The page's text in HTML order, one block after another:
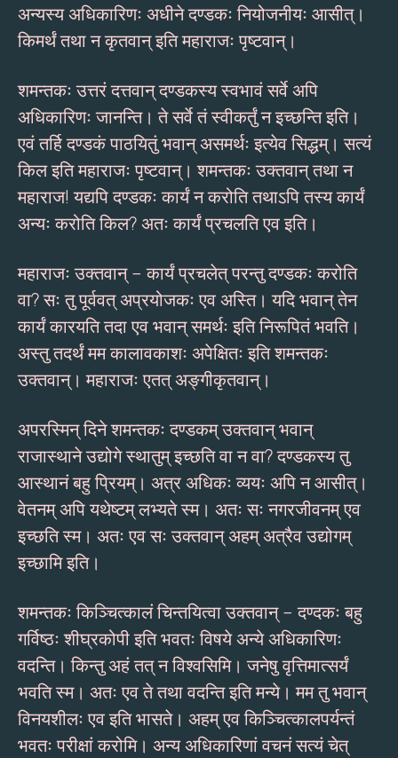
अन्यस्य अधिकारिणः अधीने दण्डकः नियोजनीयः आसीत्।
किमर्थं तथा न कृतवान् इति महाराजः पृष्टवान्।
शमन्तकः उत्तरं दत्तवान् दण्डकस्य स्वभावं सर्वे अपि
अधिकारिणः जानन्ति। ते सर्वे तं स्वीकर्तुं न इच्छन्ति इति।
एवं तर्हि दण्डकं पाठयितुं भवान् असमर्थः इत्येव सिद्धम्। सत्यं
किल इति महाराजः पृष्टवान्। शमन्तकः उक्तवान् तथा न
महाराज! यद्यपि दण्डकः कार्यं न करोति तथाऽपि तस्य कार्यं
अन्यः करोति किल? अतः कार्यं प्रचलति एव इति।
महाराजः उक्तवान् – कार्यं प्रचलेत् परन्तु दण्डकः करोति
वा? सः तु पूर्ववत् अप्रयोजकः एव अस्ति। यदि भवान् तेन
कार्यं कारयति तदा एव भवान् समर्थः इति निरूपितं भवति।
अस्तु तदर्थं मम कालावकाशः अपेक्षितः इति शमन्तकः
उक्तवान्। महाराजः एतत् अङ्गीकृतवान्।
अपरस्मिन् दिने शमन्तकः दण्डकम् उक्तवान् भवान्
राजास्थाने उद्योगे स्थातुम् इच्छति वा न वा? दण्डकस्य तु
आस्थानं बहु प्रियम्। अत्र अधिकः व्ययः अपि न आसीत्।
वेतनम् अपि यथेष्टम् लभ्यते स्म। अतः सः नगरजीवनम् एव
इच्छति स्म। अतः एव सः उक्तवान् अहम् अत्रैव उद्योगम्
इच्छामि इति।
शमन्तकः किञ्चित्कालं चिन्तयित्वा उक्तवान् – दण्दकः बहु
गर्विष्ठः शीघ्रकोपी इति भवतः विषये अन्ये अधिकारिणः
वदन्ति। किन्तु अहं तत् न विश्वसिमि। जनेषु वृत्तिमात्सर्यं
भवति स्म। अतः एव ते तथा वदन्ति इति मन्ये। मम तु भवान्
विनयशीलः एव इति भासते। अहम् एव किञ्चित्कालपर्यन्तं
भवतः परीक्षां करोमि। अन्य अधिकारिणां वचनं सत्यं चेत्